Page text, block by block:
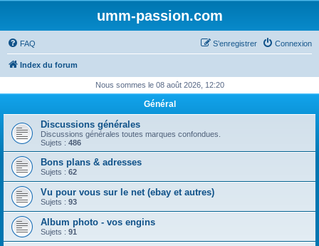
umm-passion.com
FAQ Connexion
S’enregistrer
Index du forum
Nous sommes le 08 août 2026, 12:20
Général
Discussions générales
Discussions générales toutes marques confondues.
Sujets : 486
Bons plans & adresses
Sujets : 62
Vu pour vous sur le net (ebay et autres)
Sujets : 93
Album photo - vos engins
Sujets : 91